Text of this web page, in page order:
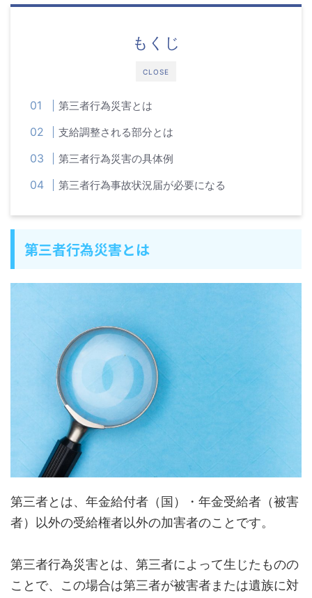
CLOSE
もくじ
第三者行為災害とは
支給調整される部分とは
第三者行為災害の具体例
第三者行為事故状況届が必要になる
第三者行為災害とは
第三者とは、年金給付者（国）・年金受給者（被害
者）以外の受給権者以外の加害者のことです。
第三者行為災害とは、第三者によって生じたものの
ことで、この場合は第三者が被害者または遺族に対